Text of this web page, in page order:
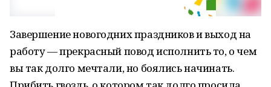
Завершение новогодних праздников и выход на
работу — прекрасный повод исполнить то, о чем
вы так долго мечтали, но боялись начинать.